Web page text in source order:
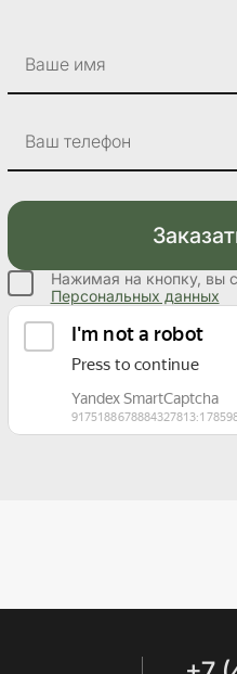
Ваше имя
Ваш телефон
Нажимая на кнопку, вы
Персональных данных